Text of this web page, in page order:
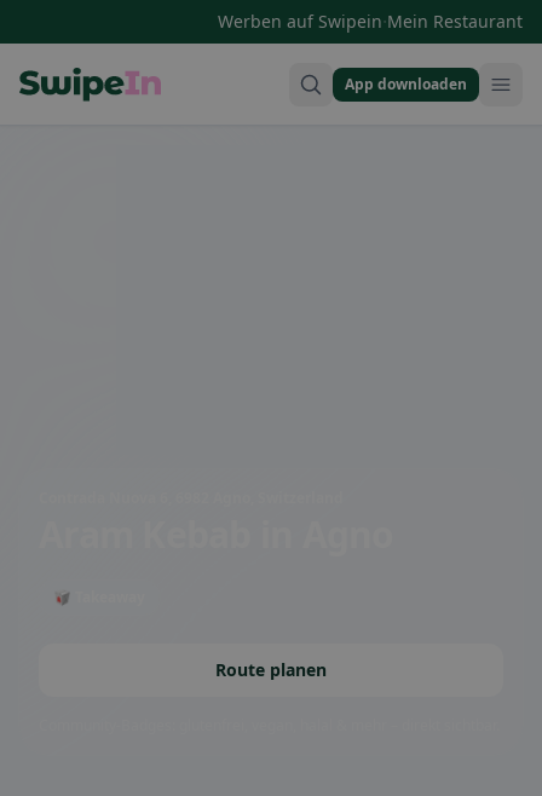
Werben auf Swipein·Mein Restaurant
App downloaden
🥡 Takeaway
Route planen